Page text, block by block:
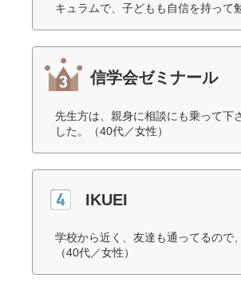
キュラムで、子どもも自信を持って
信学会ゼミナール
先生方は、親身に相談にも乗って下
した。（40代／女性）
IKUEI
学校から近く、友達も通ってるので
（40代／女性）